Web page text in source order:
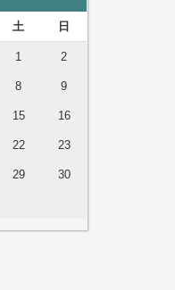
土 日
1 2
8 9
15 16
22 23
29 30